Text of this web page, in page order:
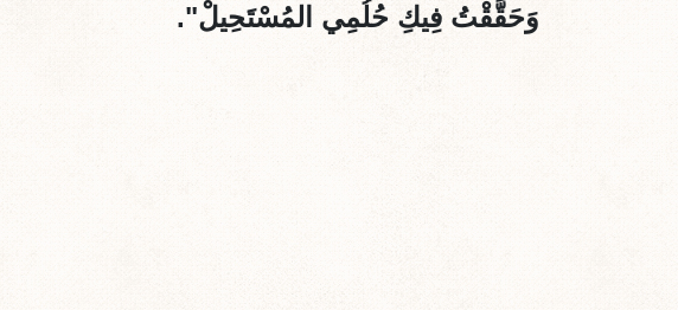
وَحَقَّقْتُ فِيكِ حُلُمِي المُسْتَحِيلْ".